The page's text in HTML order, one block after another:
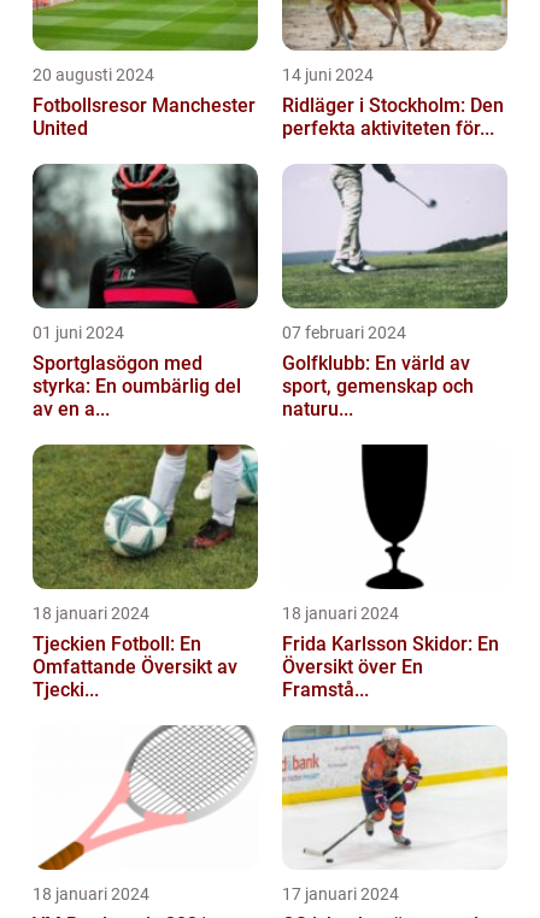
20 augusti 2024
Fotbollsresor Manchester
United
14 juni 2024
Ridläger i Stockholm: Den
perfekta aktiviteten för...
01 juni 2024
Sportglasögon med
styrka: En oumbärlig del
av en a...
07 februari 2024
Golfklubb: En värld av
sport, gemenskap och
naturu...
18 januari 2024
Tjeckien Fotboll: En
Omfattande Översikt av
Tjecki...
18 januari 2024
Frida Karlsson Skidor: En
Översikt över En
Framstå...
18 januari 2024 17 januari 2024